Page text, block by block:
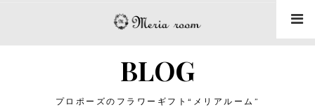
BLOG
プロポーズのフラワーギフト“メリアルーム”